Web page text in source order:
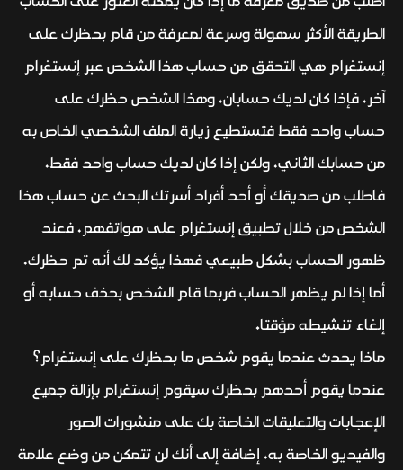
الطريقة الأكثر سهولة وسرعة لمعرفة من قام بحظرك على
إنستغرام هي التحقق من حساب هذا الشخص عبر إنستغرام
آخر، فإذا كان لديك حسابان، وهذا الشخص حظرك على
حساب واحد فقط فتستطيع زيارة الملف الشخصي الخاص به
من حسابك الثاني، ولكن إذا كان لديك حساب واحد فقط،
فاطلب من صديقك أو أحد أفراد أسرتك البحث عن حساب هذا
الشخص من خلال تطبيق إنستغرام على هواتفهم، فعند
ظهور الحساب بشكل طبيعي فهذا يؤكد لك أنه تم حظرك،
أما إذا لم يظهر الحساب فربما قام الشخص بحذف حسابه أو
إلغاء تنشيطه مؤقتا.
ماذا يحدث عندما يقوم شخص ما بحظرك على إنستغرام؟
عندما يقوم أحدهم بحظرك سيقوم إنستغرام بإزالة جميع
الإعجابات والتعليقات الخاصة بك على منشورات الصور
والفيديو الخاصة به، إضافة إلى أنك لن تتمكن من وضع علامة